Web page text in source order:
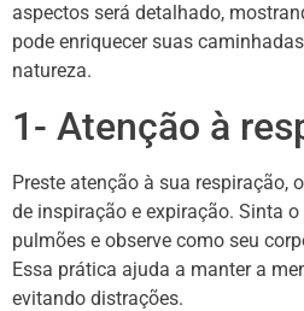
aspectos será detalhado,
pode enriquecer suas
natureza.
1- Atenção à
Preste atenção à sua respiração,
de inspiração e expiração. Sinta
pulmões e observe como seu
Essa prática ajuda a manter a
evitando distrações.